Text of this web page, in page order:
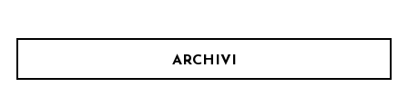
ARCHIVI